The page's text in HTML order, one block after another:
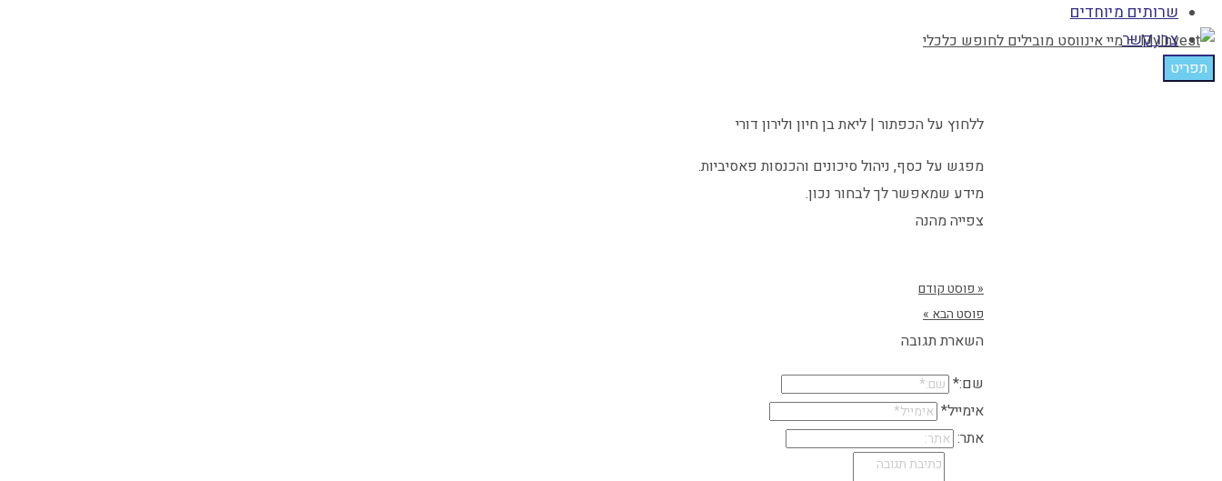
תפריט
שרותים מיוחדים
צרו קשר
ללחוץ על הכפתור | ליאת בן חיון ולירון דורי
מפגש על כסף, ניהול סיכונים והכנסות פאסיביות.
מידע שמאפשר לך לבחור נכון.
צפייה מהנה
« פוסט קודם
פוסט הבא »
השארת תגובה
שם:*
אימייל*
אתר: